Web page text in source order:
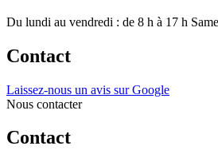
Du lundi au vendredi : de 8 h à 17 h
Contact
Laissez-nous un avis sur Google
Nous contacter
Contact